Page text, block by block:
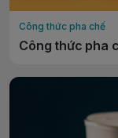
Công thức pha chế
Công thức pha